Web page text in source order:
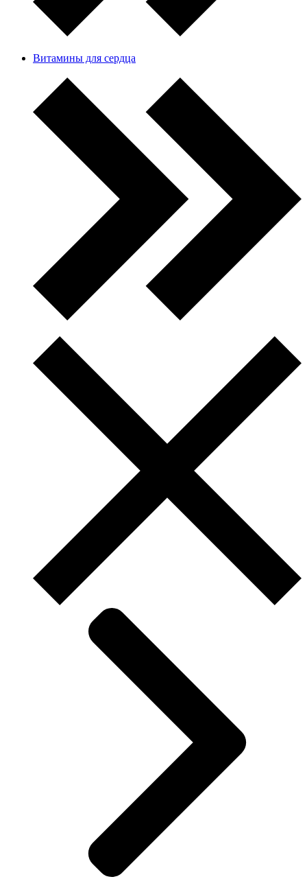
Витамины для сердца